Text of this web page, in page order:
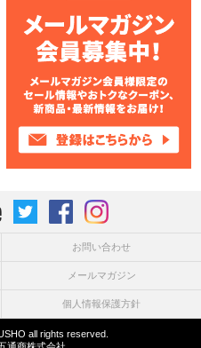
お問い合わせ
メールマガジン
個人情報保護方針
all rights reserved.